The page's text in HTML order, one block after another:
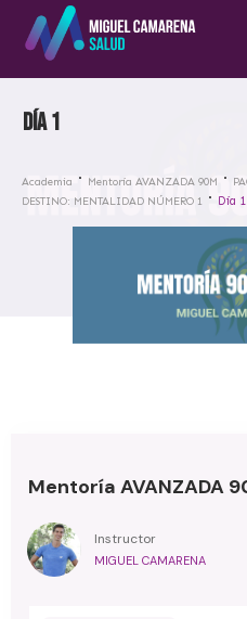
Día 1
Academia Mentoría AVANZADA 90M
DESTINO: MENTALIDAD NÚMERO 1
Día 1
Mentoría AVANZADA
Instructor
MIGUEL CAMARENA